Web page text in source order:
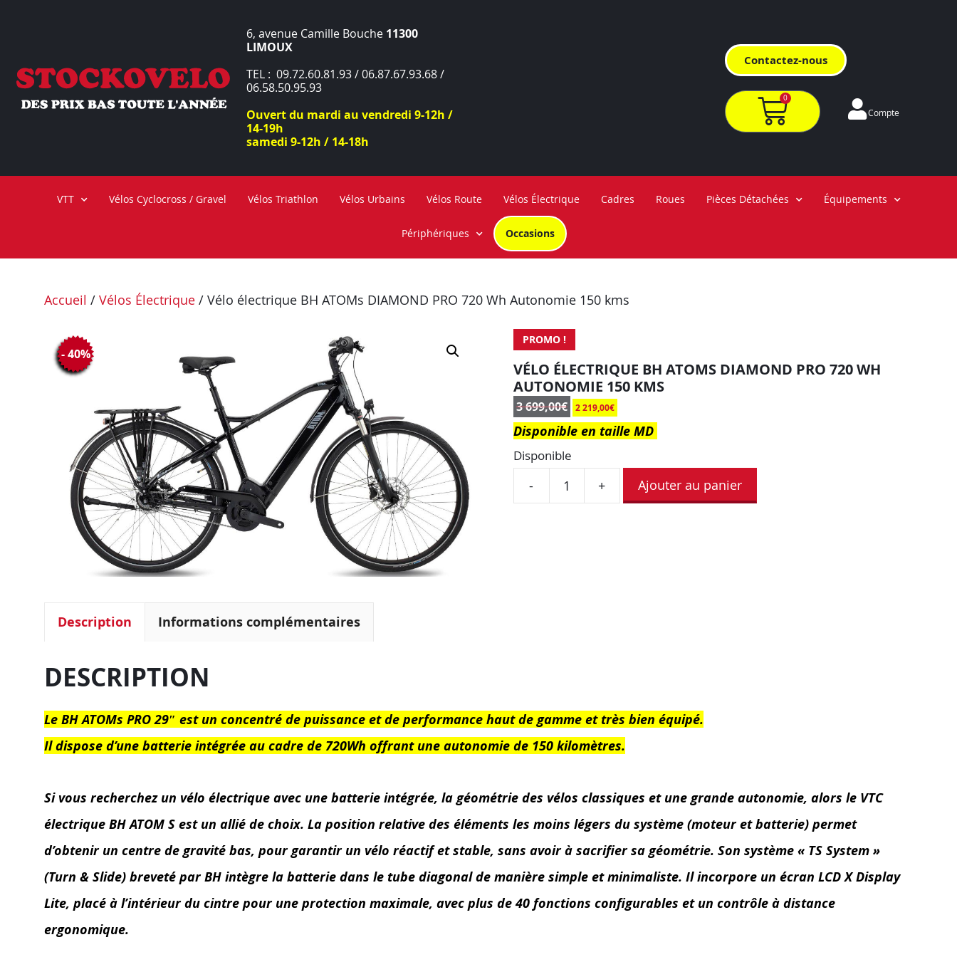
6, avenue Camille Bouche 11300
LIMOUX
TEL : 09.72.60.81.93 / 06.87.67.93.68 /
06.58.50.95.93
Ouvert du mardi au vendredi 9-12h /
14-19h
samedi 9-12h / 14-18h
Contactez-nous
0
Compte
VTT Vélos Cyclocross / Gravel Vélos Triathlon Vélos Urbains Vélos Route Vélos Électrique Cadres Roues Pièces Détachées Équipements
Périphériques Occasions
Accueil / Vélos Électrique / Vélo électrique BH ATOMs DIAMOND PRO 720 Wh Autonomie 150 kms
PROMO !
VÉLO ÉLECTRIQUE BH ATOMS DIAMOND PRO 720 WH
AUTONOMIE 150 KMS
3 699,00€ 2 219,00€
- 40%
Disponible en taille MD
Disponible
- + Ajouter au panier
Description Informations complémentaires
DESCRIPTION
Le BH ATOMs PRO 29″ est un concentré de puissance et de performance haut de gamme et très bien équipé.
Il dispose d’une batterie intégrée au cadre de 720Wh offrant une autonomie de 150 kilomètres.
Si vous recherchez un vélo électrique avec une batterie intégrée, la géométrie des vélos classiques et une grande autonomie, alors le VTC
électrique BH ATOM S est un allié de choix. La position relative des éléments les moins légers du système (moteur et batterie) permet
d’obtenir un centre de gravité bas, pour garantir un vélo réactif et stable, sans avoir à sacrifier sa géométrie. Son système « TS System »
(Turn & Slide) breveté par BH intègre la batterie dans le tube diagonal de manière simple et minimaliste. Il incorpore un écran LCD X Display
Lite, placé à l’intérieur du cintre pour une protection maximale, avec plus de 40 fonctions configurables et un contrôle à distance
ergonomique.